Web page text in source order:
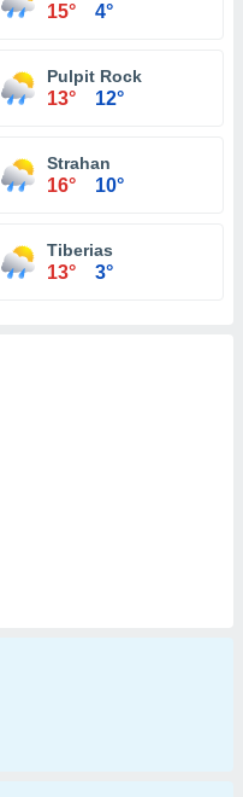
15° 4°
Pulpit Rock
13° 12°
Strahan
16° 10°
Tiberias
13° 3°